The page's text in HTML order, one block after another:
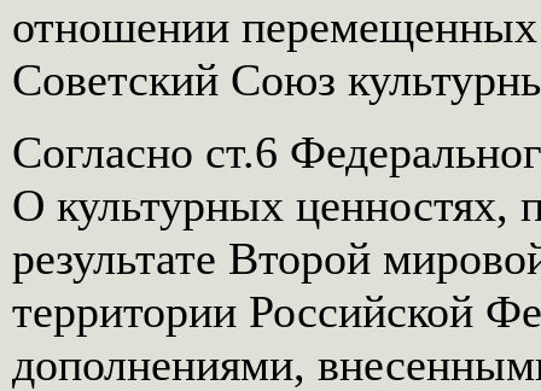
отношении перемещенных
Советский Союз
Согласно ст.6
О культурных
результате Второй
территории Российской
дополнениями,